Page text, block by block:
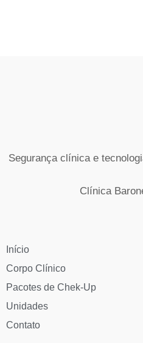
Segurança clínica e
Clínica
Início
Corpo Clínico
Pacotes de Chek-Up
Unidades
Contato